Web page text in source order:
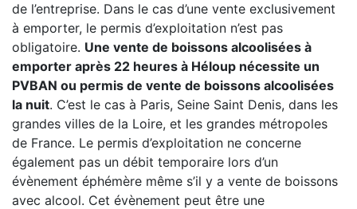
de l’entreprise. Dans le cas d’une vente exclusivement
à emporter, le permis d’exploitation n’est pas
obligatoire. Une vente de boissons alcoolisées à
emporter après 22 heures à Héloup nécessite un
PVBAN ou permis de vente de boissons alcoolisées
la nuit. C’est le cas à Paris, Seine Saint Denis, dans les
grandes villes de la Loire, et les grandes métropoles
de France. Le permis d’exploitation ne concerne
également pas un débit temporaire lors d’un
évènement éphémère même s’il y a vente de boissons
avec alcool. Cet évènement peut être une